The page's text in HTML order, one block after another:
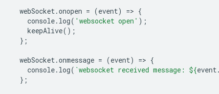
webSocket.onopen = (event) => {
console. log( 'websocket open' );
keepAlive();
};
webSocket.onmessage = (event) => {
console. log( `websocket received message: ${event
};